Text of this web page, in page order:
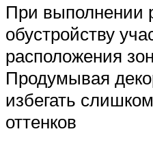
При выполнении
обустройству
расположения
Продумывая
избегать
оттенков